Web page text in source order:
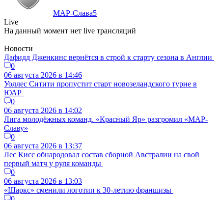
МАР-Слава5
Live
На данный момент нет live трансляций
Новости
Дафидд Дженкинс вернётся в строй к старту сезона в Англии
0
06 августа 2026 в 14:46
Уоллес Ситити пропустит старт новозеландского турне в
ЮАР
0
06 августа 2026 в 14:02
Лига молодёжных команд. «Красный Яр» разгромил «МАР-
Славу»
0
06 августа 2026 в 13:37
Лес Кисс обнародовал состав сборной Австралии на свой
первый матч у руля команды
0
06 августа 2026 в 13:03
«Шаркс» сменили логотип к 30-летию франшизы